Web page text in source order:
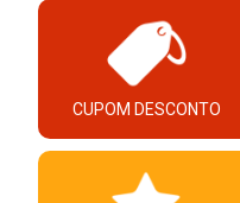
CUPOM DESCONTO